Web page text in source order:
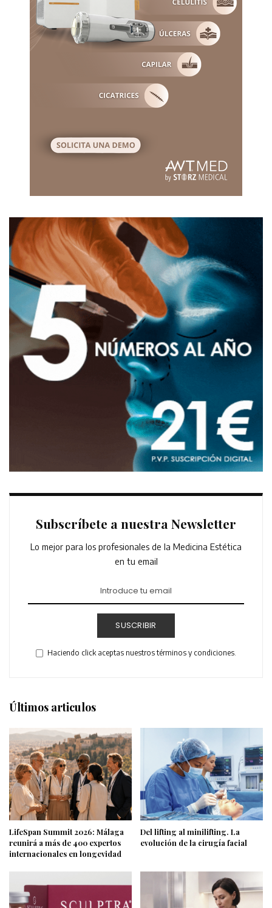
Subscríbete a nuestra Newsletter
Lo mejor para los profesionales de la Medicina Estética
en tu email
SUSCRIBIR
Haciendo click aceptas nuestros términos y condiciones.
Últimos articulos
LifeSpan Summit 2026: Málaga
reunirá a más de 400 expertos
internacionales en longevidad
Del lifting al minilifting. La
evolución de la cirugía facial